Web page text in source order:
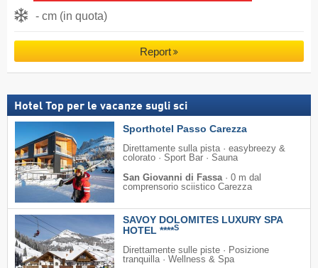
- cm (in quota)
Report
Hotel Top per le vacanze sugli sci
Sporthotel Passo Carezza
Direttamente sulla pista · easybreezy &
colorato · Sport Bar · Sauna
San Giovanni di Fassa· 0 m dal
comprensorio sciistico Carezza
SAVOY DOLOMITES LUXURY SPA
HOTEL ****S
Direttamente sulle piste · Posizione
tranquilla · Wellness & Spa